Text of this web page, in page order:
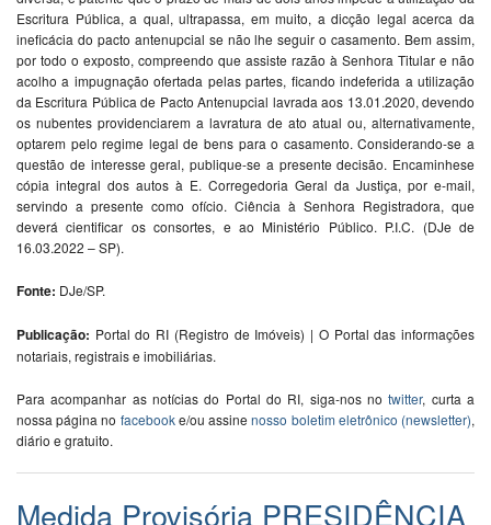
Escritura Pública, a qual, ultrapassa, em muito, a dicção legal acerca da
ineficácia do pacto antenupcial se não lhe seguir o casamento. Bem assim,
por todo o exposto, compreendo que assiste razão à Senhora Titular e não
acolho a impugnação ofertada pelas partes, ficando indeferida a utilização
da Escritura Pública de Pacto Antenupcial lavrada aos 13.01.2020, devendo
os nubentes providenciarem a lavratura de ato atual ou, alternativamente,
optarem pelo regime legal de bens para o casamento. Considerando-se a
questão de interesse geral, publique-se a presente decisão. Encaminhese
cópia integral dos autos à E. Corregedoria Geral da Justiça, por e-mail,
servindo a presente como ofício. Ciência à Senhora Registradora, que
deverá cientificar os consortes, e ao Ministério Público. P.I.C. (DJe de
16.03.2022 – SP).
Fonte: DJe/SP.
Publicação: Portal do RI (Registro de Imóveis) | O Portal das informações
notariais, registrais e imobiliárias.
Para acompanhar as notícias do Portal do RI, siga-nos notwitter, curta a
nossa página no facebooke/ou assinenosso boletim eletrônico (newsletter),
diário e gratuito.
Medida Provisória PRESIDÊNCIA